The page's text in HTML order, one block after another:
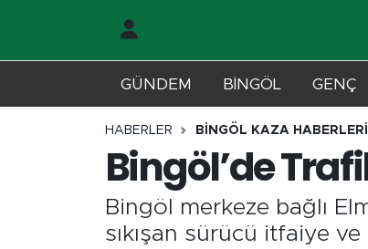
GÜNDEM BİNGÖL GENÇ
HABERLER BİNGÖL KAZA HABERLERİ
Bingöl’de
Bingöl merkeze bağlı
sıkışan sürücü itfaiye
Karlıova
Merkez Trafik Yoğunluk Haritası
Süper Lig Puan Durumu ve Fikstür